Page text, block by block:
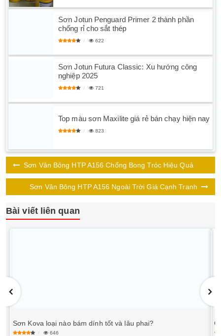
Sơn Jotun Penguard Primer 2 thành phần
chống rỉ cho sắt thép
622
Sơn Jotun Futura Classic: Xu hướng công
nghiệp 2025
721
Top màu sơn Maxilite giá rẻ bán chạy hiện nay
823
Sơn Vân Bông HTP A156 Chống Bong Tróc Hiệu Quả
Sơn Vân Bông HTP A156 Ngoài Trời Giá Cạnh Tranh
Bài viết liên quan
Sơn Kova loại nào bám dính tốt và lâu phai?
646